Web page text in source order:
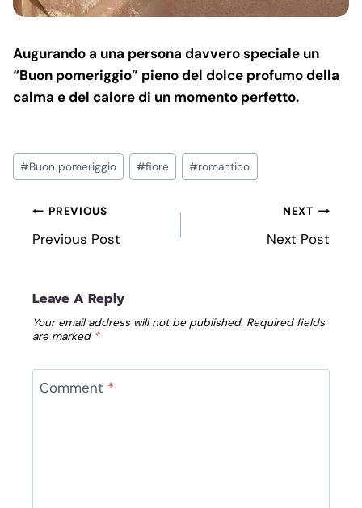
Augurando a una persona davvero speciale un
“Buon pomeriggio” pieno del dolce profumo della
calma e del calore di un momento perfetto.
Post
Tags:
#Buon pomeriggio #fiore #romantico
Post
Navigation
PREVIOUS
Previous Post
NEXT
Next Post
Leave A Reply
Your email address will not be published. Required fields
are marked *
Comment *